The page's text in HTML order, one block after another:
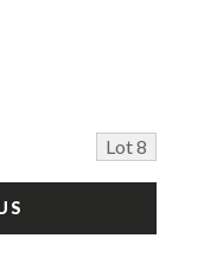
Lot 8